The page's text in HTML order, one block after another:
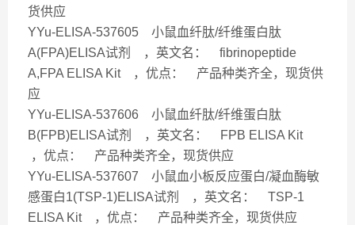
货供应
YYu-ELISA-537605 小鼠血纤肽/纤维蛋白肽
A(FPA)ELISA试剂 ，英文名： fibrinopeptide
A,FPA ELISA Kit ，优点： 产品种类齐全，现货供
应
YYu-ELISA-537606 小鼠血纤肽/纤维蛋白肽
B(FPB)ELISA试剂 ，英文名： FPB ELISA Kit
，优点： 产品种类齐全，现货供应
YYu-ELISA-537607 小鼠血小板反应蛋白/凝血酶敏
感蛋白1(TSP-1)ELISA试剂 ，英文名： TSP-1
ELISA Kit ，优点： 产品种类齐全，现货供应